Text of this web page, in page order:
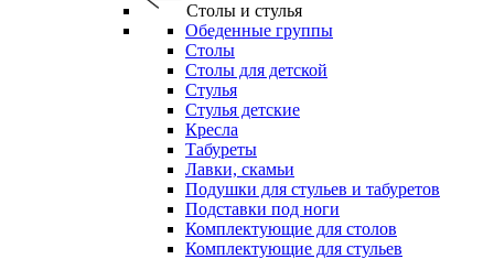
Столы и стулья
Обеденные группы
Столы
Столы для детской
Стулья
Стулья детские
Кресла
Табуреты
Лавки, скамьи
Подушки для стульев и табуретов
Подставки под ноги
Комплектующие для столов
Комплектующие для стульев